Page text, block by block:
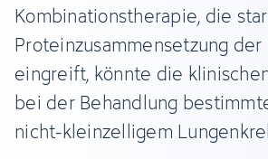
Kombinationstherapie, die
Proteinzusammensetzung
eingreift, könnte die
bei der Behandlung
nicht-kleinzelligem